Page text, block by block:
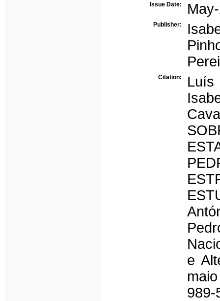
Issue Date:
Publisher:
Citation:
Luís
e
989-